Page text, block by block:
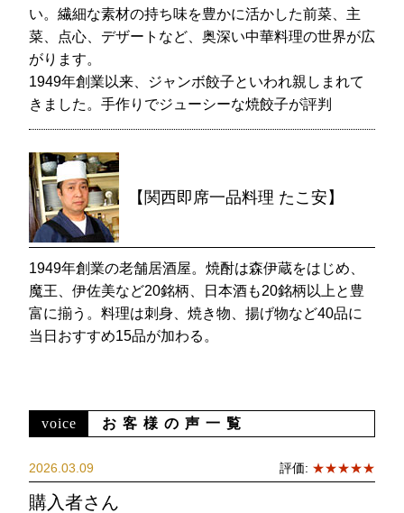
い。繊細な素材の持ち味を豊かに活かした前菜、主
菜、点心、デザートなど、奥深い中華料理の世界が広
がります。
1949年創業以来、ジャンボ餃子といわれ親しまれて
きました。手作りでジューシーな焼餃子が評判
【関西即席一品料理 たこ安】
1949年創業の老舗居酒屋。焼酎は森伊蔵をはじめ、
魔王、伊佐美など20銘柄、日本酒も20銘柄以上と豊
富に揃う。料理は刺身、焼き物、揚げ物など40品に
当日おすすめ15品が加わる。
voice お客様の声一覧
2026.03.09 評価: ★★★★★
購入者さん